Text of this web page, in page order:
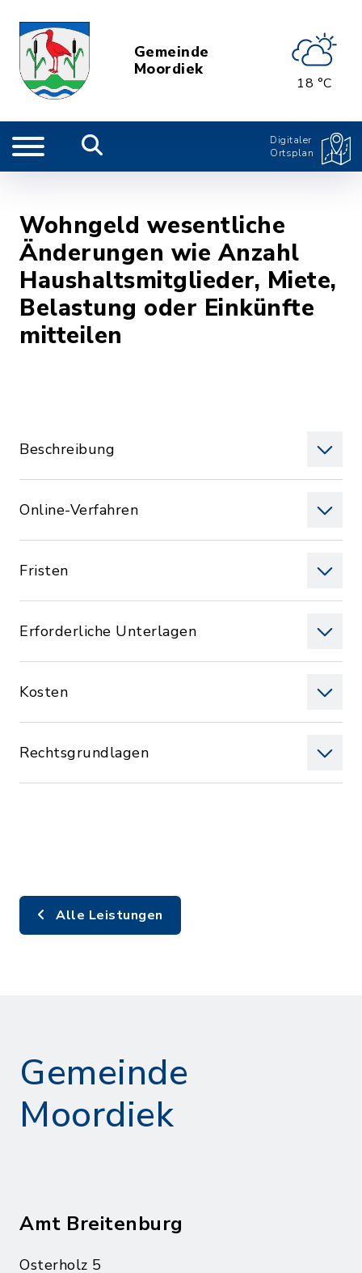
Gemeinde
Moordiek
18 °C
Digitaler
Ortsplan
Wohngeld wesentliche
Änderungen wie Anzahl
Haushaltsmitglieder, Miete,
Belastung oder Einkünfte
mitteilen
Beschreibung
Online-Verfahren
Fristen
Erforderliche Unterlagen
Kosten
Rechtsgrundlagen
Alle Leistungen
Gemeinde
Moordiek
Amt Breitenburg
Osterholz 5